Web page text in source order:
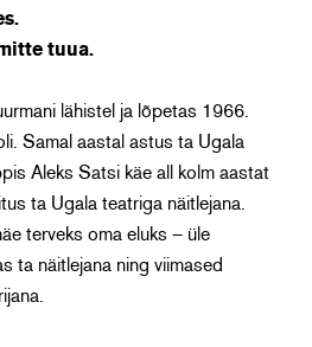
tuua.
lähistel ja lõpetas 1966.
Samal aastal astus ta Ugala
Aleks Satsi käe all kolm aastat
ta Ugala teatriga näitlejana.
terveks oma eluks – üle
ta näitlejana ning viimased